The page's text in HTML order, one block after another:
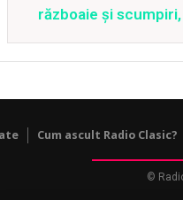
războaie și
Cum ascult Radio Clasic?
©